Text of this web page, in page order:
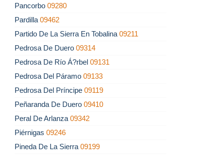
Pancorbo 09280
Pardilla 09462
Partido De La Sierra En Tobalina 09211
Pedrosa De Duero 09314
Pedrosa De Río Á?rbel 09131
Pedrosa Del Páramo 09133
Pedrosa Del Príncipe 09119
Peñaranda De Duero 09410
Peral De Arlanza 09342
Piérnigas 09246
Pineda De La Sierra 09199